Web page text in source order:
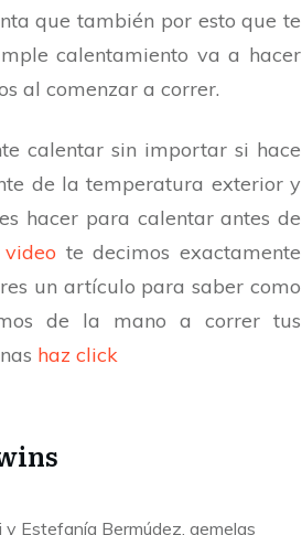
que también por esto que te
calentamiento va a hacer
al comenzar a correr.
calentar sin importar si hace
de la temperatura exterior y
hacer para calentar antes de
video te decimos exactamente
un artículo para saber como
de la mano a correr tus
haz click
Estefanía Bermúdez, gemelas